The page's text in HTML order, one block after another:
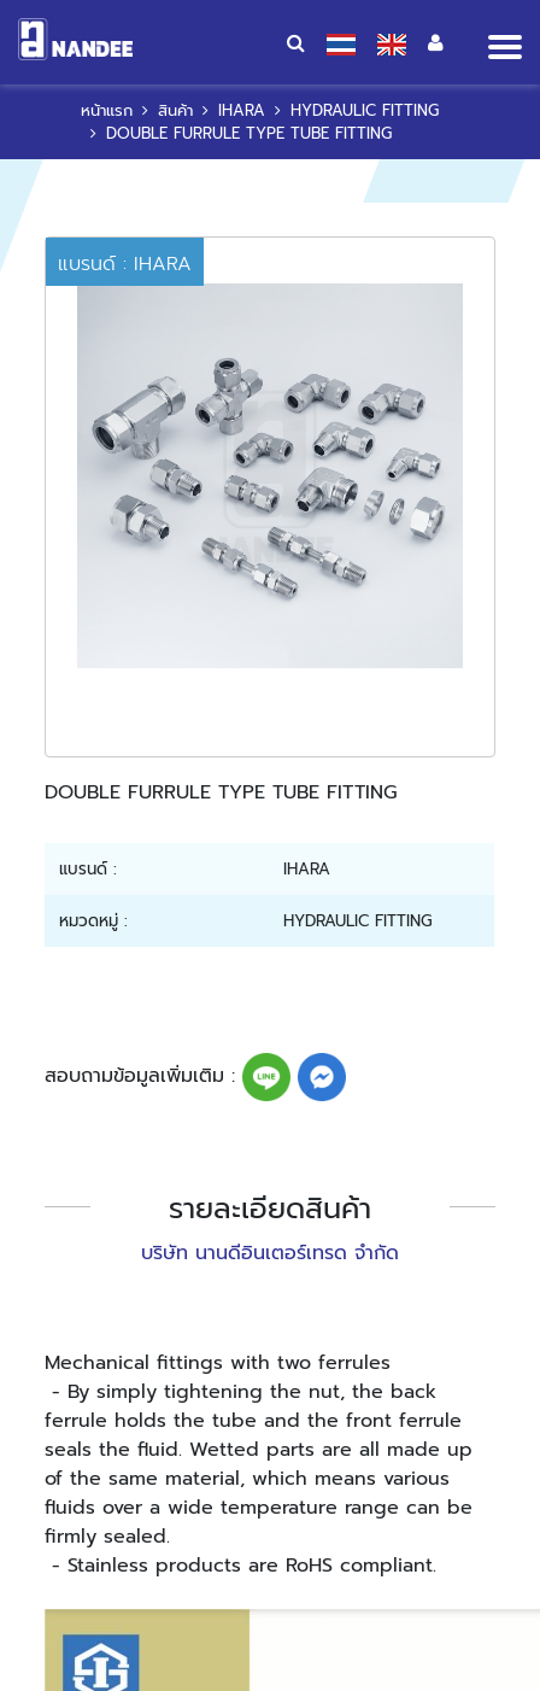
หน้าแรก สินค้า IHARA
HYDRAULIC FITTING
DOUBLE FURRULE TYPE TUBE FITTING
แบรนด์ : IHARA
DOUBLE FURRULE TYPE TUBE FITTING
แบรนด์ : IHARA
หมวดหมู่ : HYDRAULIC FITTING
สอบถามข้อมูลเพิ่มเติม :
รายละเอียดสินค้า
บริษัท นานดีอินเตอร์เทรด จำกัด
Mechanical fittings with two ferrules
- By simply tightening the nut, the back
ferrule holds the tube and the front ferrule
seals the fluid. Wetted parts are all made up
of the same material, which means various
fluids over a wide temperature range can be
firmly sealed.
- Stainless products are RoHS compliant.